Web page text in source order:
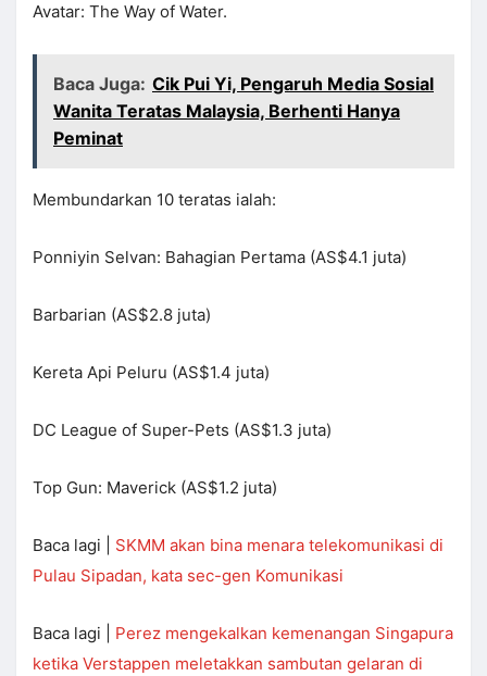
Avatar: The Way of Water.
Baca Juga: Cik Pui Yi, Pengaruh Media Sosial
Wanita Teratas Malaysia, Berhenti Hanya
Peminat
Membundarkan 10 teratas ialah:
Ponniyin Selvan: Bahagian Pertama (AS$4.1 juta)
Barbarian (AS$2.8 juta)
Kereta Api Peluru (AS$1.4 juta)
DC League of Super-Pets (AS$1.3 juta)
Top Gun: Maverick (AS$1.2 juta)
Baca lagi | SKMM akan bina menara telekomunikasi di
Pulau Sipadan, kata sec-gen Komunikasi
Baca lagi | Perez mengekalkan kemenangan Singapura
ketika Verstappen meletakkan sambutan gelaran di